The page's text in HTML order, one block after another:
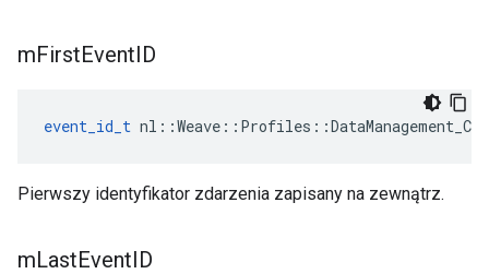
mFirstEventID
event_id_t
Pierwszy identyfikator zdarzenia zapisany na zewnątrz.
mLastEventID